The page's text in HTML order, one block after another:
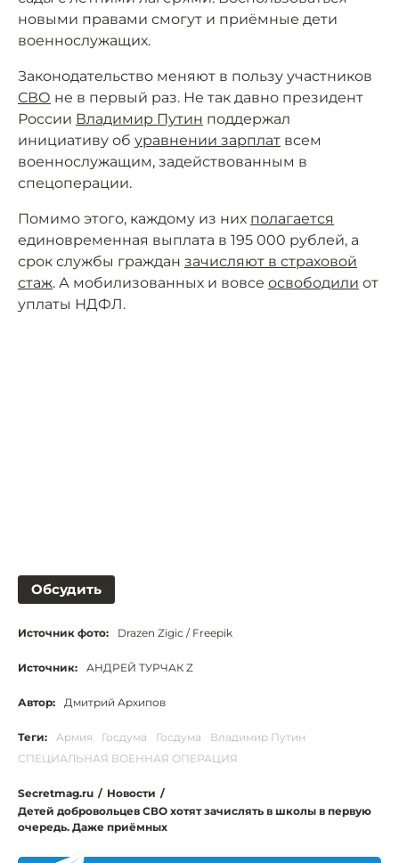
новыми правами смогут и приёмные дети
военнослужащих.
Законодательство меняют в пользу участников
СВО не в первый раз. Не так давно президент
России Владимир Путин поддержал
инициативу об уравнении зарплат всем
военнослужащим, задействованным в
спецоперации.
Помимо этого, каждому из них полагается
единовременная выплата в 195 000 рублей, а
срок службы граждан зачисляют в страховой
стаж. А мобилизованных и вовсе освободили от
уплаты НДФЛ.
Обсудить
Источник фото: Drazen Zigic / Freepik
Источник: АНДРЕЙ ТУРЧАК Z
Автор: Дмитрий Архипов
Теги: Армия Госдума Госдума
Владимир Путин
СПЕЦИАЛЬНАЯ ВОЕННАЯ ОПЕРАЦИЯ
Secretmag.ru / Новости /
Детей добровольцев СВО хотят зачислять в школы в первую
очередь. Даже приёмных